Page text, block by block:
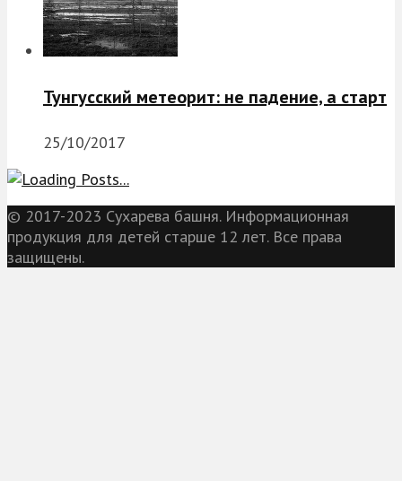
Тунгусский метеорит: не падение, а старт
25/10/2017
© 2017-2023 Сухарева башня. Информационная
продукция для детей старше 12 лет. Все права
защищены.